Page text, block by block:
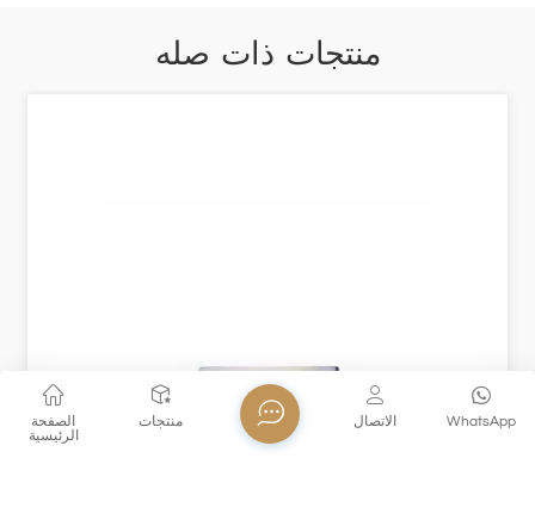
منتجات ذات صله
الصفحة
الرئيسية
منتجات WhatsApp الاتصال